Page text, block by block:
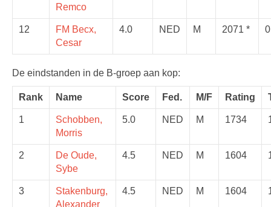
Remco
12
FM Becx,
Cesar
4.0 NED M 2071 * 0
De eindstanden in de B-groep aan kop:
Rank Name Score Fed. M/F Rating
1
Schobben,
Morris
5.0 NED M 1734
2
De Oude,
Sybe
4.5 NED M 1604
3
Stakenburg,
Alexander
4.5 NED M 1604